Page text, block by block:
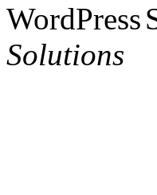
Solutions